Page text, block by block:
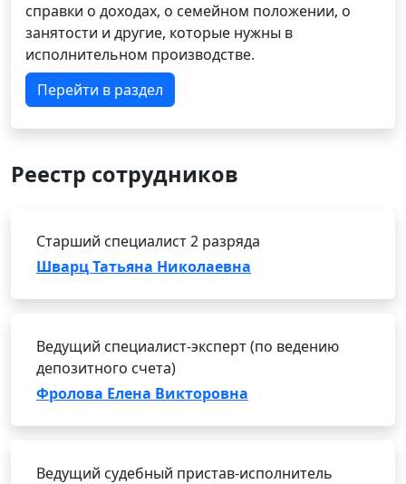
справки о доходах, о семейном положении, о
занятости и другие, которые нужны в
исполнительном производстве.
Перейти в раздел
Реестр сотрудников
Старший специалист 2 разряда
Шварц Татьяна Николаевна
Ведущий специалист-эксперт (по ведению
депозитного счета)
Фролова Елена Викторовна
Ведущий судебный пристав-исполнитель